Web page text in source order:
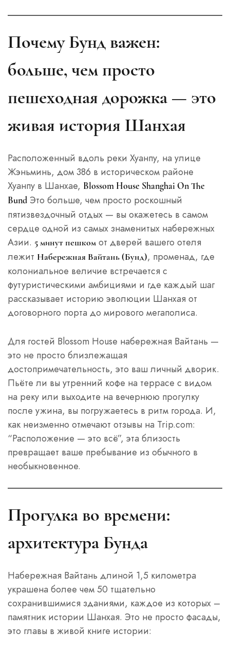
Почему Бунд важен:
больше, чем просто
пешеходная дорожка — это
живая история Шанхая
Расположенный вдоль реки Хуанпу, на улице
Жэньминь, дом 386 в историческом районе
Хуанпу в Шанхае, Blossom House Shanghai On The
Bund Это больше, чем просто роскошный
пятизвездочный отдых — вы окажетесь в самом
сердце одной из самых знаменитых набережных
Азии. 5 минут пешком от дверей вашего отеля
лежит Набережная Вайтань (Бунд), променад, где
колониальное величие встречается с
футуристическими амбициями и где каждый шаг
рассказывает историю эволюции Шанхая от
договорного порта до мирового мегаполиса.
Для гостей Blossom House набережная Вайтань —
это не просто близлежащая
достопримечательность, это ваш личный дворик.
Пьёте ли вы утренний кофе на террасе с видом
на реку или выходите на вечернюю прогулку
после ужина, вы погружаетесь в ритм города. И,
как неизменно отмечают отзывы на Trip.com:
“Расположение — это всё”, эта близость
превращает ваше пребывание из обычного в
необыкновенное.
Прогулка во времени:
архитектура Бунда
Набережная Вайтань длиной 1,5 километра
украшена более чем 50 тщательно
сохранившимися зданиями, каждое из которых –
памятник истории Шанхая. Это не просто фасады,
это главы в живой книге истории: